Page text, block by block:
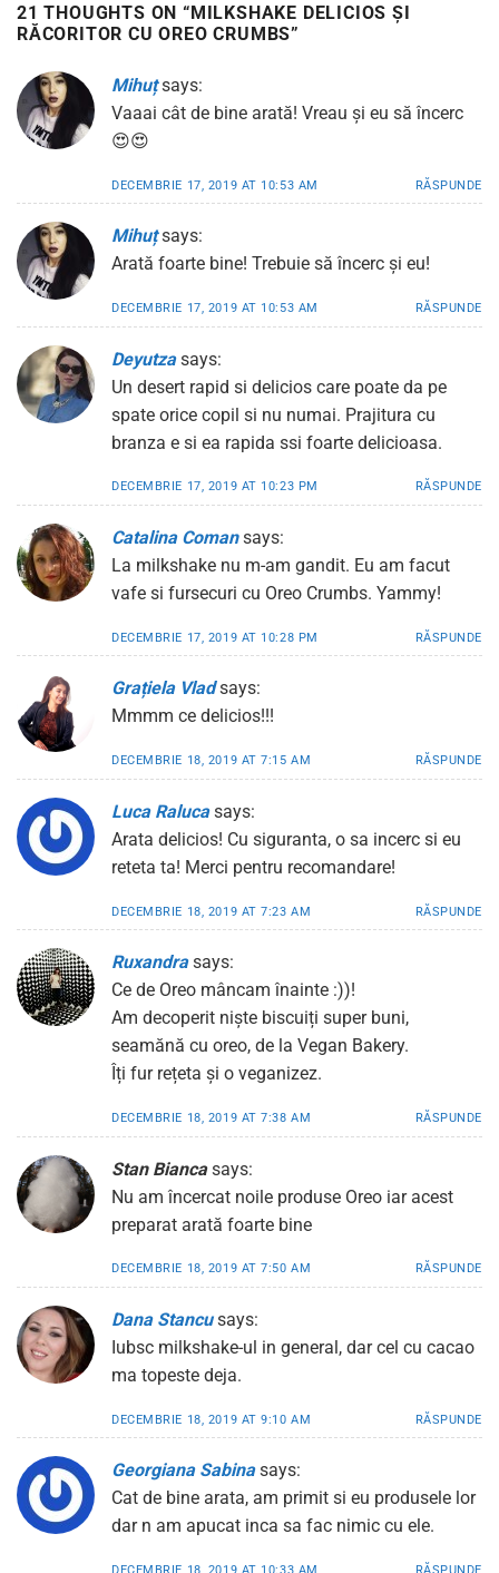
21 THOUGHTS ON “MILKSHAKE DELICIOS ȘI
RĂCORITOR CU OREO CRUMBS”
Mihuț says:
Vaaai cât de bine arată! Vreau și eu să încerc
😍😍
DECEMBRIE 17, 2019 AT 10:53 AM RĂSPUNDE
Mihuț says:
Arată foarte bine! Trebuie să încerc și eu!
DECEMBRIE 17, 2019 AT 10:53 AM RĂSPUNDE
Deyutza says:
Un desert rapid si delicios care poate da pe
spate orice copil si nu numai. Prajitura cu
branza e si ea rapida ssi foarte delicioasa.
DECEMBRIE 17, 2019 AT 10:23 PM RĂSPUNDE
Catalina Coman says:
La milkshake nu m-am gandit. Eu am facut
vafe si fursecuri cu Oreo Crumbs. Yammy!
DECEMBRIE 17, 2019 AT 10:28 PM RĂSPUNDE
Grațiela Vlad says:
Mmmm ce delicios!!!
DECEMBRIE 18, 2019 AT 7:15 AM RĂSPUNDE
Luca Raluca says:
Arata delicios! Cu siguranta, o sa incerc si eu
reteta ta! Merci pentru recomandare!
DECEMBRIE 18, 2019 AT 7:23 AM RĂSPUNDE
Ruxandra says:
Ce de Oreo mâncam înainte :))!
Am decoperit niște biscuiți super buni,
seamănă cu oreo, de la Vegan Bakery.
Îți fur rețeta și o veganizez.
DECEMBRIE 18, 2019 AT 7:38 AM RĂSPUNDE
Stan Bianca says:
Nu am încercat noile produse Oreo iar acest
preparat arată foarte bine
DECEMBRIE 18, 2019 AT 7:50 AM RĂSPUNDE
Dana Stancu says:
Iubsc milkshake-ul in general, dar cel cu cacao
ma topeste deja.
DECEMBRIE 18, 2019 AT 9:10 AM RĂSPUNDE
Georgiana Sabina says:
Cat de bine arata, am primit si eu produsele lor
dar n am apucat inca sa fac nimic cu ele.